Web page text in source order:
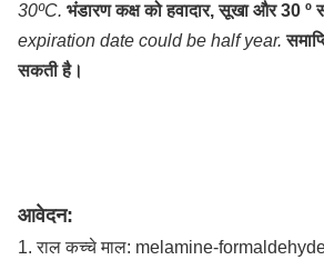
30ºC. भंडारण कक्ष को हवादार, सूखा और 30 º
expiration date could be half year.
सकती है।
आवेदन:
1. राल कच्चे माल: melamine-formaldehyde